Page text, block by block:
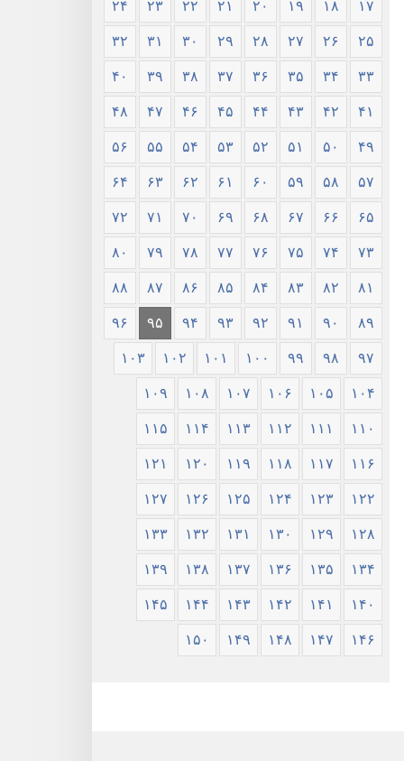
۱۷ ۱۸ ۱۹ ۲۰ ۲۱ ۲۲ ۲۳ ۲۴
۲۵ ۲۶ ۲۷ ۲۸ ۲۹ ۳۰ ۳۱ ۳۲
۳۳ ۳۴ ۳۵ ۳۶ ۳۷ ۳۸ ۳۹ ۴۰
۴۱ ۴۲ ۴۳ ۴۴ ۴۵ ۴۶ ۴۷ ۴۸
۴۹ ۵۰ ۵۱ ۵۲ ۵۳ ۵۴ ۵۵ ۵۶
۵۷ ۵۸ ۵۹ ۶۰ ۶۱ ۶۲ ۶۳ ۶۴
۶۵ ۶۶ ۶۷ ۶۸ ۶۹ ۷۰ ۷۱ ۷۲
۷۳ ۷۴ ۷۵ ۷۶ ۷۷ ۷۸ ۷۹ ۸۰
۸۱ ۸۲ ۸۳ ۸۴ ۸۵ ۸۶ ۸۷ ۸۸
۸۹ ۹۰ ۹۱ ۹۲ ۹۳ ۹۴ ۹۵ ۹۶
۹۷ ۹۸ ۹۹ ۱۰۰ ۱۰۱ ۱۰۲ ۱۰۳
۱۰۴ ۱۰۵ ۱۰۶ ۱۰۷ ۱۰۸ ۱۰۹
۱۱۰ ۱۱۱ ۱۱۲ ۱۱۳ ۱۱۴ ۱۱۵
۱۱۶ ۱۱۷ ۱۱۸ ۱۱۹ ۱۲۰ ۱۲۱
۱۲۲ ۱۲۳ ۱۲۴ ۱۲۵ ۱۲۶ ۱۲۷
۱۲۸ ۱۲۹ ۱۳۰ ۱۳۱ ۱۳۲ ۱۳۳
۱۳۴ ۱۳۵ ۱۳۶ ۱۳۷ ۱۳۸ ۱۳۹
۱۴۰ ۱۴۱ ۱۴۲ ۱۴۳ ۱۴۴ ۱۴۵
۱۴۶ ۱۴۷ ۱۴۸ ۱۴۹ ۱۵۰